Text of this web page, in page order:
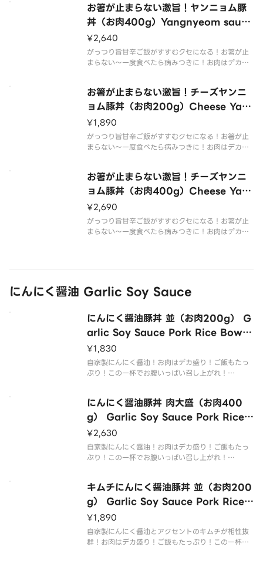
※肉の容量は調理前でのグラム表記となります。
お箸が止まらない激旨！ヤンニョム豚
丼（お肉400g）Yangnyeom sauce
pork bowl （400g of meat）
¥2,640
がっつり旨甘辛ご飯がすすむクセになる！お箸が止
まらない～一度食べたら病みつきに！お肉はデカ盛
※肉の容量は調理前でのグラム表記となります。
お箸が止まらない激旨！チーズヤンニ
ョム豚丼（お肉200g）Cheese Yan
gnyeom sauce pork bowl（200g
of meat）
¥1,890
がっつり旨甘辛ご飯がすすむクセになる！お箸が止
まらない～一度食べたら病みつきに！お肉はデカ盛
※肉の容量は調理前でのグラム表記となります。
お箸が止まらない激旨！チーズヤンニ
ョム豚丼（お肉400g）Cheese Yan
gnyeom sauce pork bowl（400g
of meat）
¥2,690
がっつり旨甘辛ご飯がすすむクセになる！お箸が止
まらない～一度食べたら病みつきに！お肉はデカ盛
にんにく醤油 Garlic Soy Sauce
にんにく醤油豚丼 並（お肉200g） G
arlic Soy Sauce Pork Rice Bowl
（200g Meat）
¥1,830
自家製にんにく醤油！お肉はデカ盛り！ご飯もたっ
ぷり！この一杯でお腹いっぱい召し上がれ！
e！F
にんにく醤油豚丼 肉大盛（お肉400
g） Garlic Soy Sauce Pork Rice
Bowl（L 400g Meat）
¥2,630
自家製にんにく醤油！お肉はデカ盛り！ご飯もたっ
ぷり！この一杯でお腹いっぱい召し上がれ！
e！F
キムチにんにく醤油豚丼 並（お肉200
g） Garlic Soy Sauce Pork Rice
Bowl with Kimchi（M 200g Mea
t）
¥1,890
自家製にんにく醤油とアクセントのキムチが相性抜
群！お肉はデカ盛り！ご飯もたっぷり！この一杯で